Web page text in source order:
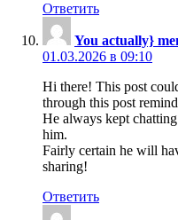
Ответить
You actually}
01.03.2026 в 09:10
Hi there! This post
through this post
He always kept
him.
Fairly certain he will
sharing!
Ответить